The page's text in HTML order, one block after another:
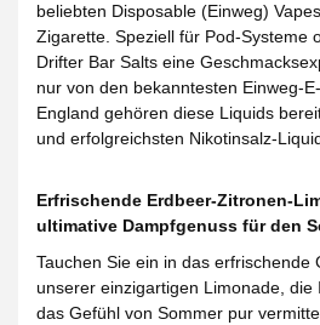
beliebten Disposable (Einweg)
Zigarette. Speziell für Pod-Systeme
Drifter Bar Salts eine
nur von den bekanntesten Einweg-
England gehören diese Liquids
und erfolgreichsten Nikotinsalz-
Erfrischende Erdbeer-Zitronen-
ultimative Dampfgenuss für den
Tauchen Sie ein in das erfrischende
unserer einzigartigen Limonade, die
das Gefühl von Sommer pur